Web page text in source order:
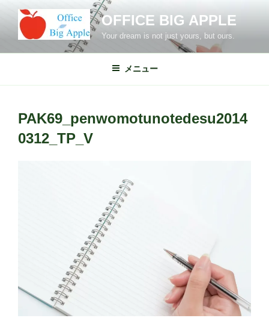
OFFICE BIG APPLE
Your dream is not just yours, but ours.
メニュー
PAK69_penwomotunotedesu2014
0312_TP_V